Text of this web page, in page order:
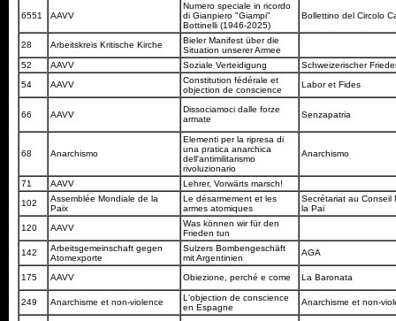
6551 AAVV
Numero speciale in ricordo
di Gianpiero "Giampi"
Bottinelli (1946-2025)
Bollettino del Circolo
28 Arbeitskreis Kritische Kirche
Bieler Manifest über die
Situation unserer Armee
52
AAVV Soziale Verteidigung
Schweizerischer
54
AAVV
Constitution fédérale et
objection de conscience
Labor et Fides
66 AAVV
Dissociamoci dalle forze
armate
Senzapatria
68 Anarchismo
Elementi per la ripresa di
una pratica anarchica
dell'antimilitarismo
rivoluzionario
Anarchismo
71 AAVV
Lehrer, Vorwärts marsch!
102
Assemblée Mondiale de la
Paix
Le désarmement et les
armes atomiques
Secrétariat au Conseil
la Pai
120
AAVV
Was können wir für den
Frieden tun
142
Arbeitsgemeinschaft gegen
Atomexporte
Sulzers Bombengeschäft
mit Argentinien
AGA
175 AAVV Obiezione, perché e come La Baronata
249 Anarchisme et non-violence
L'objection de conscience
en Espagne
Anarchisme et non-